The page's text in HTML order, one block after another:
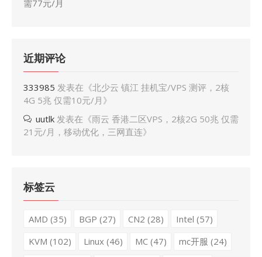
需77元/月
近期评论
333985 发表在《北少云 镇江 挂机宝/VPS 测评，2核
4G 5兆 仅需10元/月 》
uutlk 发表在《雨云 香港二区VPS，2核2G 50兆 仅需
21元/月，移动优化，三网直连》
标签云
AMD (35) BGP (27) CN2 (28) Intel (57)
KVM (102) Linux(46) MC(47) mc开服 (24)